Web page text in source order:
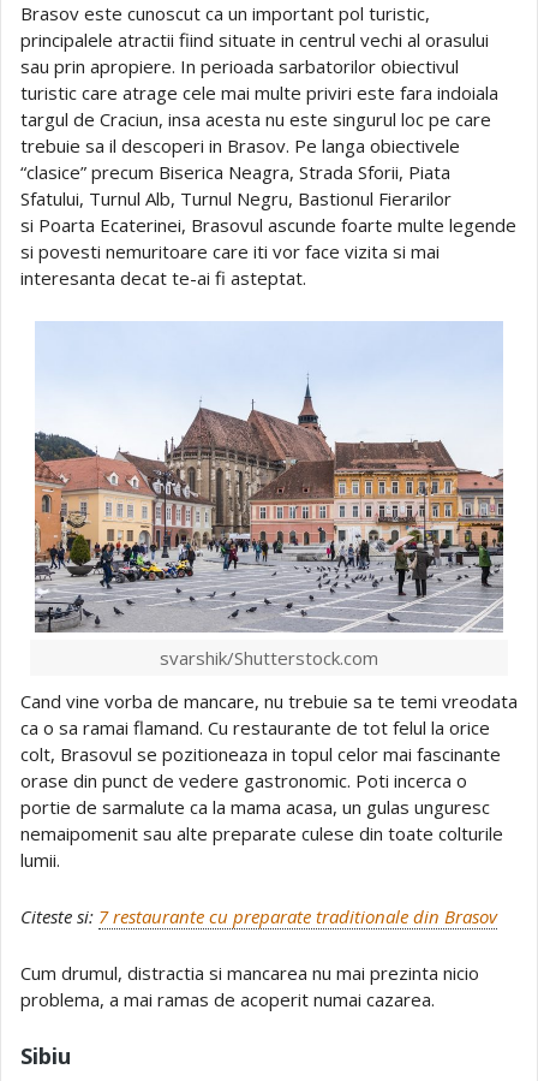
Brasov este cunoscut ca un important pol turistic,
principalele atractii fiind situate in centrul vechi al orasului
sau prin apropiere. In perioada sarbatorilor obiectivul
turistic care atrage cele mai multe priviri este fara indoiala
targul de Craciun, insa acesta nu este singurul loc pe care
trebuie sa il descoperi in Brasov. Pe langa obiectivele
“clasice” precum Biserica Neagra, Strada Sforii, Piata
Sfatului, Turnul Alb, Turnul Negru, Bastionul Fierarilor
si Poarta Ecaterinei, Brasovul ascunde foarte multe legende
si povesti nemuritoare care iti vor face vizita si mai
interesanta decat te-ai fi asteptat.
svarshik/Shutterstock.com
Cand vine vorba de mancare, nu trebuie sa te temi vreodata
ca o sa ramai flamand. Cu restaurante de tot felul la orice
colt, Brasovul se pozitioneaza in topul celor mai fascinante
orase din punct de vedere gastronomic. Poti incerca o
portie de sarmalute ca la mama acasa, un gulas unguresc
nemaipomenit sau alte preparate culese din toate colturile
lumii.
Citeste si: 7 restaurante cu preparate traditionale din Brasov
Cum drumul, distractia si mancarea nu mai prezinta nicio
problema, a mai ramas de acoperit numai cazarea.
Sibiu